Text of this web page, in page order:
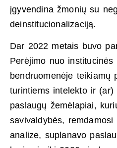
įgyvendina žmonių su
deinstitucionalizaciją.
Dar 2022 metais buvo
Perėjimo nuo
bendruomenėje teikiamų
turintiems intelekto ir (ar)
paslaugų žemėlapiai,
savivaldybės,
analize, suplanavo